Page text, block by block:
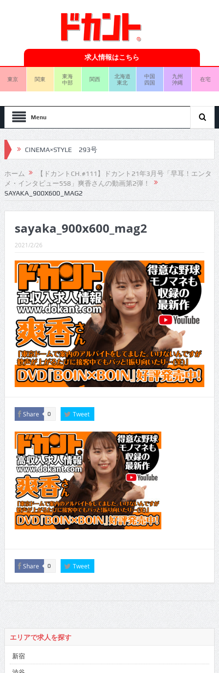
求人情報はこちら
東京 関東
東海
中部
関西
北海道
東北
中国
四国
九州
沖縄
在宅
Menu
CINEMA×STYLE 293号
CINEMA×STYLE 292号
CINEMA×STYLE 291号
CINEMA×STYLE 290号
CINEMA×STYLE 289号
CINEMA×STYLE 288号
CINEMA×STYLE 287号
CINEMA×STYLE 286号
CINEMA×STYLE 285号
CINEMA×STYLE 294号
ホーム
【ドカントCH.#111】ドカント21年3月号「早耳！エンタ
メ・インタビュー558」爽香さんの動画第2弾！
SAYAKA_900X600_MAG2
sayaka_900x600_mag2
2021/2/26
Share 0 Tweet
Share 0 Tweet
エリアで求人を探す
新宿